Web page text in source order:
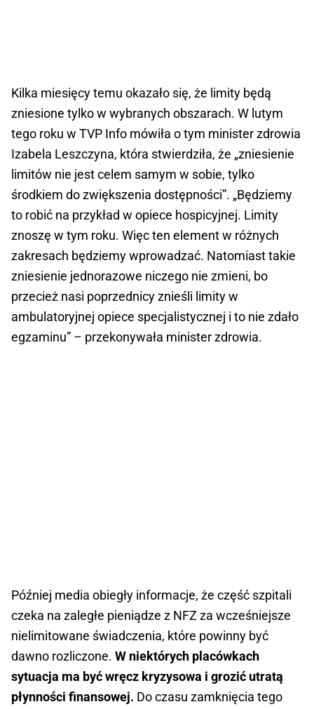
Kilka miesięcy temu okazało się, że limity będą
zniesione tylko w wybranych obszarach. W lutym
tego roku w TVP Info mówiła o tym minister zdrowia
Izabela Leszczyna, która stwierdziła, że „zniesienie
limitów nie jest celem samym w sobie, tylko
środkiem do zwiększenia dostępności”. „Będziemy
to robić na przykład w opiece hospicyjnej. Limity
znoszę w tym roku. Więc ten element w różnych
zakresach będziemy wprowadzać. Natomiast takie
zniesienie jednorazowe niczego nie zmieni, bo
przecież nasi poprzednicy znieśli limity w
ambulatoryjnej opiece specjalistycznej i to nie zdało
egzaminu” – przekonywała minister zdrowia.
Później media obiegły informacje, że część szpitali
czeka na zaległe pieniądze z NFZ za wcześniejsze
nielimitowane świadczenia, które powinny być
dawno rozliczone. W niektórych placówkach
sytuacja ma być wręcz kryzysowa i grozić utratą
płynności finansowej. Do czasu zamknięcia tego